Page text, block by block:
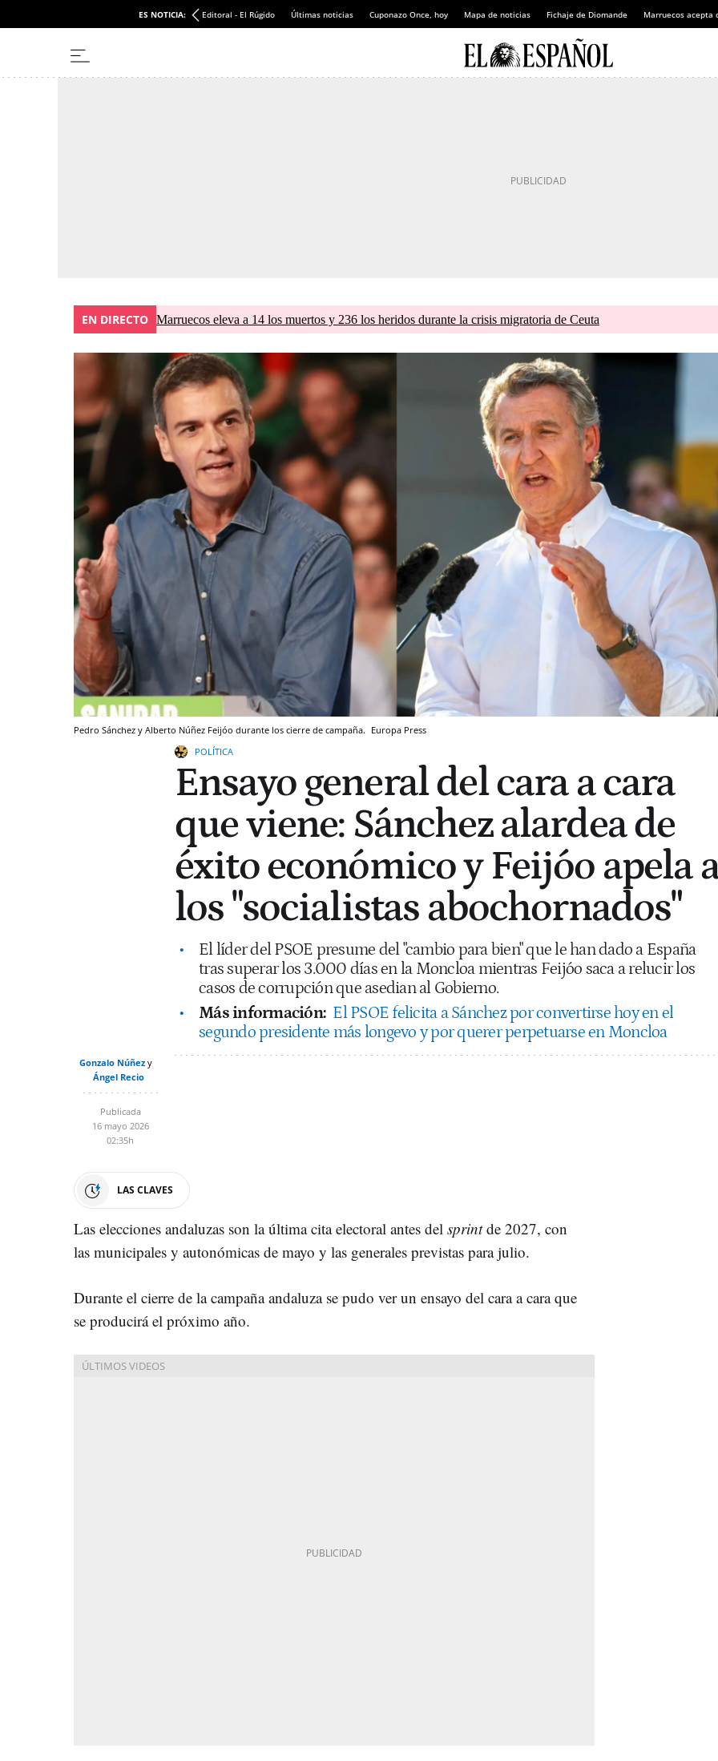
ES NOTICIA: Editoral - El Rúgido Últimas noticias Cuponazo Once, hoy Mapa de noticias Fichaje de Diomande Marruecos acepta
EN DIRECTO Marruecos eleva a 14 los muertos y 236 los heridos durante la crisis migratoria de Ceuta
Pedro Sánchez y Alberto Núñez Feijóo durante los cierre de campaña. Europa Press
POLÍTICA
Ensayo general del cara a cara
que viene: Sánchez alardea de
éxito económico y Feijóo apela
los "socialistas abochornados"
El líder del PSOE presume del "cambio para bien" que le han dado a España
tras superar los 3.000 días en la Moncloa mientras Feijóo saca a relucir los
casos de corrupción que asedian al Gobierno.
Más información: El PSOE felicita a Sánchez por convertirse hoy en el
segundo presidente más longevo y por querer perpetuarse en Moncloa
Gonzalo Núñez
Ángel Recio
Publicada
16 mayo 2026
02:35h
LAS CLAVES
Las elecciones andaluzas son la última cita electoral antes del sprintde 2027, con
las municipales y autonómicas de mayo y las generales previstas para julio.
Durante el cierre de la campaña andaluza se pudo ver un ensayo del cara a cara que
se producirá el próximo año.